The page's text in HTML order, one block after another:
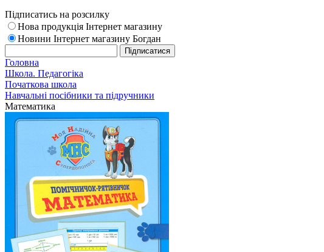
Підписатись на розсилку
Нова продукція Інтернет магазину
Новини Інтернет магазину Богдан
Головна
Школа. Педагогіка
Початкова школа
Навчальні посібники та підручники
Математика